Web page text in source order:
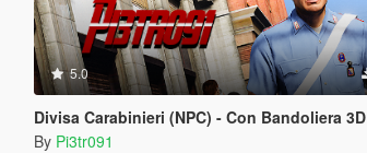
5.0
Divisa Carabinieri (NPC) - Con Bandoliera 3D
By Pi3tr091